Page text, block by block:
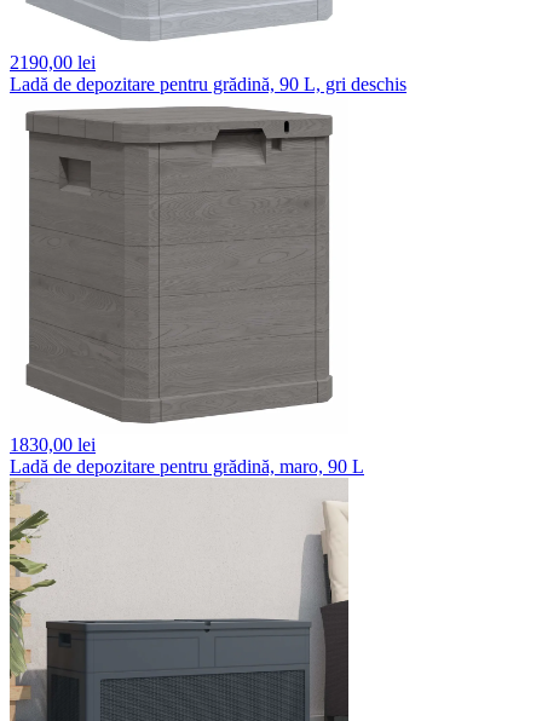
2190,00 lei
Ladă de depozitare pentru grădină, 90 L, gri deschis
1830,00 lei
Ladă de depozitare pentru grădină, maro, 90 L